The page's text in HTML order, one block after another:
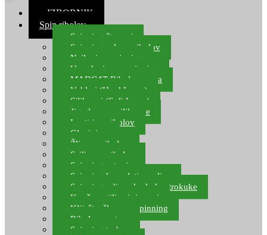
≡ IZBORNIK
Spin ribolov
Spinning štapovi
Spinning role za ribolov
Najloni za spinning
Upredenice za spinning
MADCAT Ribolov soma
Vobleri (Hard Lures)
Silikonci (Soft Lures)
Jig glave za silikonce
Leptiri za ribolov
Glavinjare
Žlice za ribolov
Sajlice za ribolov
Spinning setovi
Spinning kompleti varalica
Spinning udice, dvokuke, trokuke
Kopče, vrtilice i ringovi
Kliješta, škare za spinning
Ribolov pastrve
Spinning torbe